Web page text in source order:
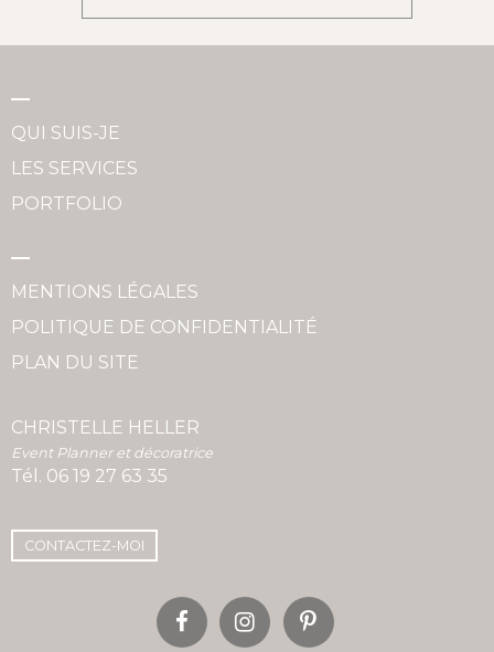
QUI SUIS-JE
LES SERVICES
PORTFOLIO
MENTIONS LÉGALES
POLITIQUE DE CONFIDENTIALITÉ
PLAN DU SITE
CHRISTELLE HELLER
Event Planner et décoratrice
Tél. 06 19 27 63 35
CONTACTEZ-MOI